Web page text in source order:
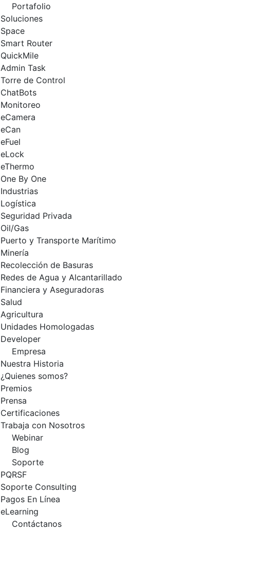
Portafolio
Soluciones
Space
Smart Router
QuickMile
Admin Task
Torre de Control
ChatBots
Monitoreo
eCamera
eCan
eFuel
eLock
eThermo
One By One
Industrias
Logística
Seguridad Privada
Oil/Gas
Puerto y Transporte Marítimo
Minería
Recolección de Basuras
Redes de Agua y Alcantarillado
Financiera y Aseguradoras
Salud
Agricultura
Unidades Homologadas
Developer
Empresa
Nuestra Historia
¿Quienes somos?
Premios
Prensa
Certificaciones
Trabaja con Nosotros
Webinar
Blog
Soporte
PQRSF
Soporte Consulting
Pagos En Línea
eLearning
Contáctanos